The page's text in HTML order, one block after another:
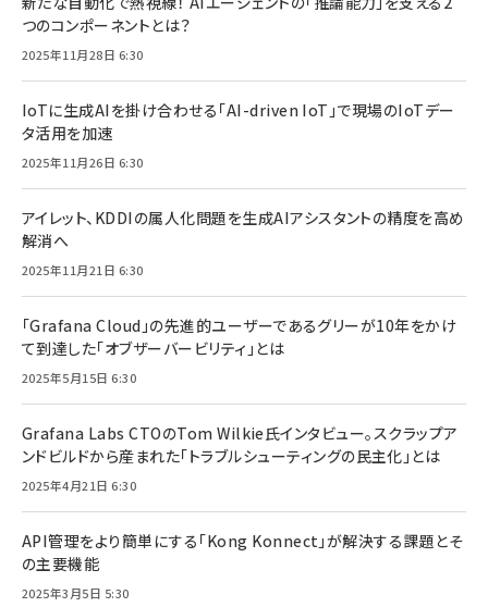
つのコンポーネントとは？
2025年11月28日 6:30
IoTに生成AIを掛け合わせる「AI-driven IoT」で現場のIoTデー
タ活用を加速
2025年11月26日 6:30
アイレット、KDDIの属人化問題を生成AIアシスタントの精度を高め
解消へ
2025年11月21日 6:30
「Grafana Cloud」の先進的ユーザーであるグリーが10年をかけ
て到達した「オブザーバービリティ」とは
2025年5月15日 6:30
Grafana Labs CTOのTom Wilkie氏インタビュー。スクラップア
ンドビルドから産まれた「トラブルシューティングの民主化」とは
2025年4月21日 6:30
API管理をより簡単にする「Kong Konnect」が解決する課題とそ
の主要機能
2025年3月5日 5:30